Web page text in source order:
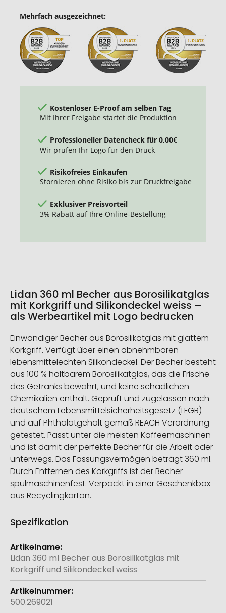
Mehrfach ausgezeichnet:
Kostenloser E-Proof am selben Tag
Mit Ihrer Freigabe startet die Produktion
Professioneller Datencheck für 0,00€
Wir prüfen Ihr Logo für den Druck
Risikofreies Einkaufen
Stornieren ohne Risiko bis zur Druckfreigabe
Exklusiver Preisvorteil
3% Rabatt auf Ihre Online-Bestellung
Lidan 360 ml Becher aus Borosilikatglas
mit Korkgriff und Silikondeckel weiss –
als Werbeartikel mit Logo bedrucken
Einwandiger Becher aus Borosilikatglas mit glattem
Korkgriff. Verfügt über einen abnehmbaren
lebensmittelechten Silikondeckel. Der Becher besteht
aus 100 % haltbarem Borosilikatglas, das die Frische
des Getränks bewahrt, und keine schädlichen
Chemikalien enthält. Geprüft und zugelassen nach
deutschem Lebensmittelsicherheitsgesetz (LFGB)
und auf Phthalatgehalt gemäß REACH Verordnung
getestet. Passt unter die meisten Kaffeemaschinen
und ist damit der perfekte Becher für die Arbeit oder
unterwegs. Das Fassungsvermögen beträgt 360 ml.
Durch Entfernen des Korkgriffs ist der Becher
spülmaschinenfest. Verpackt in einer Geschenkbox
aus Recyclingkarton.
Spezifikation
Weitere
Informationen
Lidan 360 ml Becher aus Borosilikatglas mit
Korkgriff und Silikondeckel weiss
500.269021